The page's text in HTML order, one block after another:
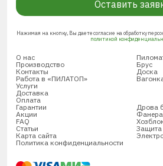
Оставить
Нажимая на кнопку, Вы даете согласие на обработку
политикой
О нас
Производство
Контакты
Работа в «ПИЛАТОП»
Услуги
Доставка
Оплата
Гарантии
Акции
FAQ
Статьи
Карта сайта
Политика конфиденциальности
Брус
Доска
Дрова